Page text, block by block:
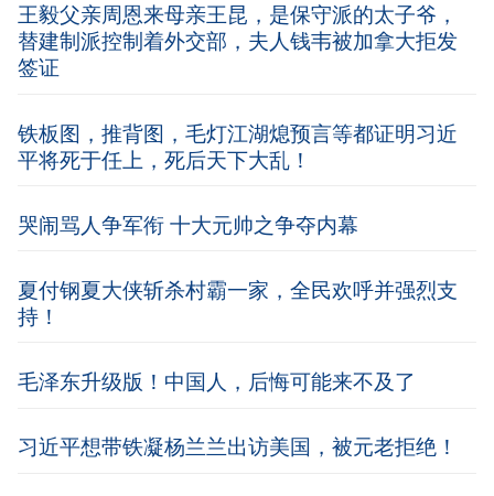
王毅父亲周恩来母亲王昆，是保守派的太子爷，
替建制派控制着外交部，夫人钱韦被加拿大拒发
签证
铁板图，推背图，毛灯江湖熄预言等都证明习近
平将死于任上，死后天下大乱！
哭闹骂人争军衔 十大元帅之争夺内幕
夏付钢夏大侠斩杀村霸一家，全民欢呼并强烈支
持！
毛泽东升级版！中国人，后悔可能来不及了
习近平想带铁凝杨兰兰出访美国，被元老拒绝！